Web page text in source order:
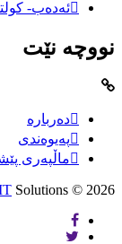
ئەدەب-
نووچە نێت
دەربارە
پەیوەندی
ماڵپەری
2026 ©
Solutions